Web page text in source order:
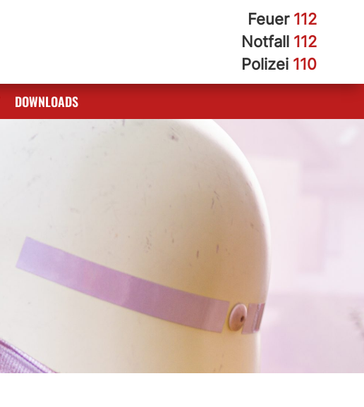
Feuer 112
Notfall 112
Polizei 110
DOWNLOADS